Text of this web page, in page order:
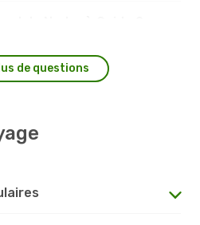
de questions